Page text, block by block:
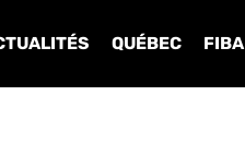
QUÉBEC FIBA